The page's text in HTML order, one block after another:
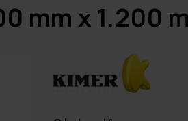
mm x 1.200